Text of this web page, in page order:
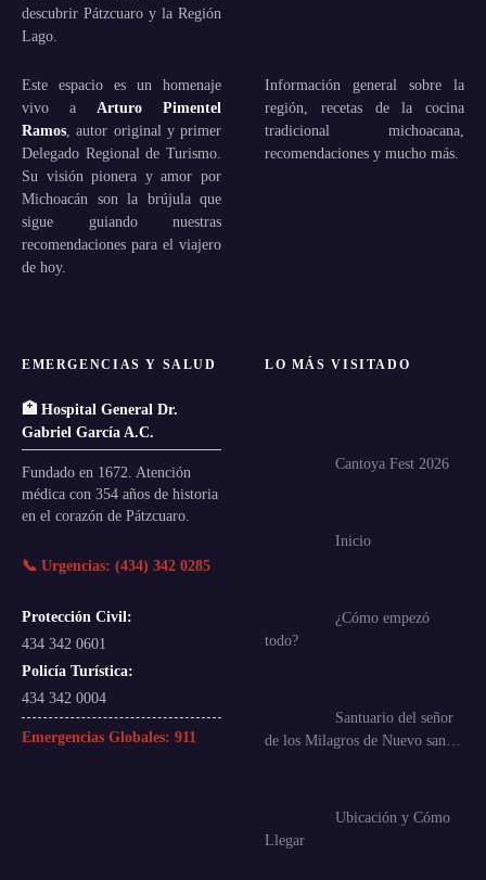
descubrir Pátzcuaro y la Región
Lago.
Este espacio es un homenaje
vivo a Arturo Pimentel
Ramos , autor original y primer
Delegado Regional de Turismo.
Su visión pionera y amor por
Michoacán son la brújula que
sigue guiando nuestras
recomendaciones para el viajero
de hoy.
Información general sobre la
región, recetas de la cocina
tradicional michoacana,
recomendaciones y mucho más.
EMERGENCIAS Y SALUD
🏥 Hospital General Dr.
Gabriel García A.C.
Fundado en 1672. Atención
médica con 354 años de historia
en el corazón de Pátzcuaro.
📞 Urgencias: (434) 342 0285
Protección Civil:
434 342 0601
Policía Turística:
434 342 0004
Emergencias Globales: 911
LO MÁS VISITADO
Cantoya Fest 2026
Inicio
¿Cómo empezó
todo?
Santuario del señor
de los Milagros de Nuevo san…
Ubicación y Cómo
Llegar